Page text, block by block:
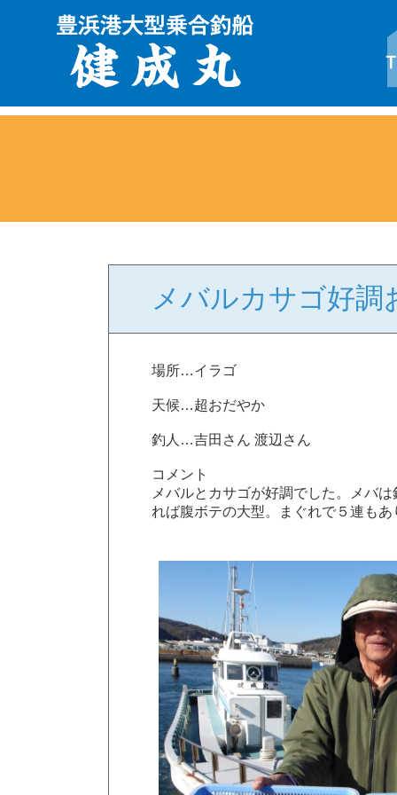
メバルカサゴ好調
場所…イラゴ
天候…超おだやか
釣人…吉田さん 渡辺さん
コメント
メバルとカサゴが好調でした。メバは
れば腹ボテの大型。まぐれで５連もあ